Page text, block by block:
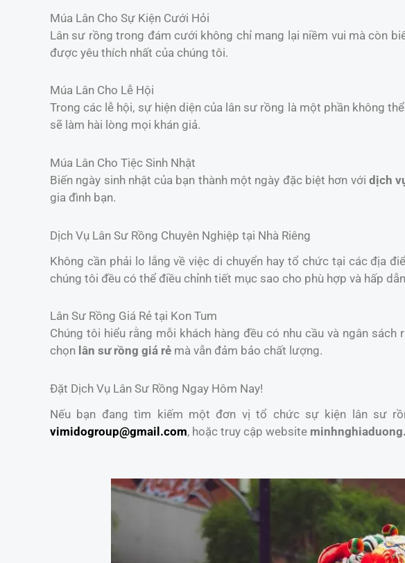
Múa Lân Cho Sự Kiện Cưới Hỏi
Lân sư rồng trong đám cưới không chỉ mang lại niềm vui mà còn
được yêu thích nhất của chúng tôi.
Múa Lân Cho Lễ Hội
Trong các lễ hội, sự hiện diện của lân sư rồng là một phần không
sẽ làm hài lòng mọi khán giả.
Múa Lân Cho Tiệc Sinh Nhật
Biến ngày sinh nhật của bạn thành một ngày đặc biệt hơn với dịch
gia đình bạn.
Dịch Vụ Lân Sư Rồng Chuyên Nghiệp tại Nhà Riêng
Không cần phải lo lắng về việc di chuyển hay tổ chức tại các địa
chúng tôi đều có thể điều chỉnh tiết mục sao cho phù hợp và hấp
Lân Sư Rồng Giá Rẻ tại Kon Tum
Chúng tôi hiểu rằng mỗi khách hàng đều có nhu cầu và ngân
chọn lân sư rồng giá rẻ mà vẫn đảm bảo chất lượng.
Đặt Dịch Vụ Lân Sư Rồng Ngay Hôm Nay!
Nếu bạn đang tìm kiếm một đơn vị tổ chức sự kiện lân sư
vimidogroup@gmail.com, hoặc truy cập website